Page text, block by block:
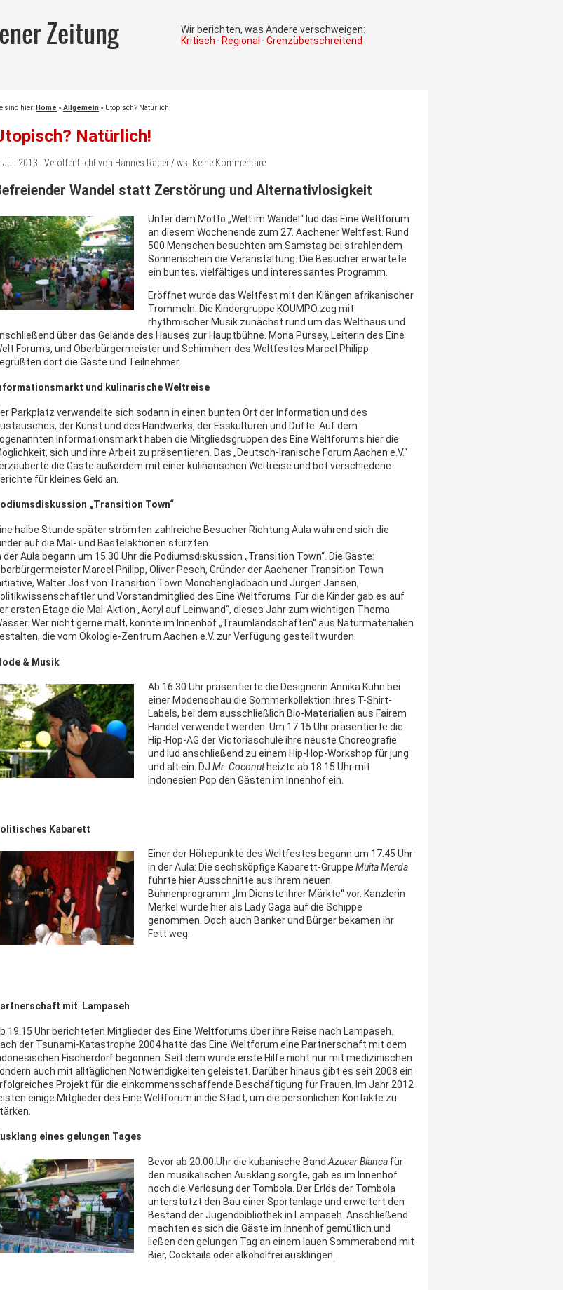
Zeitung
Wir berichten, was Andere verschweigen:
Kritisch · Regional · Grenzüberschreitend
sind hier: Home » Allgemein » Utopisch? Natürlich!
Natürlich!
Juli 2013 | Veröffentlicht von Hannes Rader / ws, Keine Kommentare
Wandel statt Zerstörung und Alternativlosigkeit
Unter dem Motto „Welt im Wandel“ lud das Eine Weltforum
an diesem Wochenende zum 27. Aachener Weltfest. Rund
500 Menschen besuchten am Samstag bei strahlendem
Sonnenschein die Veranstaltung. Die Besucher erwartete
ein buntes, vielfältiges und interessantes Programm.
Eröffnet wurde das Weltfest mit den Klängen afrikanischer
Trommeln. Die Kindergruppe KOUMPO zog mit
rhythmischer Musik zunächst rund um das Welthaus und
über das Gelände des Hauses zur Hauptbühne. Mona Pursey, Leiterin des Eine
Forums, und Oberbürgermeister und Schirmherr des Weltfestes Marcel Philipp
dort die Gäste und Teilnehmer.
und kulinarische Weltreise
Parkplatz verwandelte sich sodann in einen bunten Ort der Information und des
der Kunst und des Handwerks, der Esskulturen und Düfte. Auf dem
Informationsmarkt haben die Mitgliedsgruppen des Eine Weltforums hier die
sich und ihre Arbeit zu präsentieren. Das „Deutsch-Iranische Forum Aachen e.V.“
die Gäste außerdem mit einer kulinarischen Weltreise und bot verschiedene
für kleines Geld an.
„Transition Town“
halbe Stunde später strömten zahlreiche Besucher Richtung Aula während sich die
auf die Mal- und Bastelaktionen stürzten.
der Aula begann um 15.30 Uhr die Podiumsdiskussion „Transition Town“. Die Gäste:
Marcel Philipp, Oliver Pesch, Gründer der Aachener Transition Town
Walter Jost von Transition Town Mönchengladbach und Jürgen Jansen,
und Vorstandmitglied des Eine Weltforums. Für die Kinder gab es auf
ersten Etage die Mal-Aktion „Acryl auf Leinwand“, dieses Jahr zum wichtigen Thema
Wer nicht gerne malt, konnte im Innenhof „Traumlandschaften“ aus Naturmaterialien
die vom Ökologie-Zentrum Aachen e.V. zur Verfügung gestellt wurden.
& Musik
Ab 16.30 Uhr präsentierte die Designerin Annika Kuhn bei
einer Modenschau die Sommerkollektion ihres T-Shirt-
Labels, bei dem ausschließlich Bio-Materialien aus Fairem
Handel verwendet werden. Um 17.15 Uhr präsentierte die
Hip-Hop-AG der Victoriaschule ihre neuste Choreografie
und lud anschließend zu einem Hip-Hop-Workshop für jung
und alt ein. DJ Mr. Coconutheizte ab 18.15 Uhr mit
Indonesien Pop den Gästen im Innenhof ein.
Kabarett
Einer der Höhepunkte des Weltfestes begann um 17.45 Uhr
in der Aula: Die sechsköpfige Kabarett-Gruppe Muita Merda
führte hier Ausschnitte aus ihrem neuen
Bühnenprogramm „Im Dienste ihrer Märkte“ vor. Kanzlerin
Merkel wurde hier als Lady Gaga auf die Schippe
genommen. Doch auch Banker und Bürger bekamen ihr
Fett weg.
mit Lampaseh
19.15 Uhr berichteten Mitglieder des Eine Weltforums über ihre Reise nach Lampaseh.
der Tsunami-Katastrophe 2004 hatte das Eine Weltforum eine Partnerschaft mit dem
Fischerdorf begonnen. Seit dem wurde erste Hilfe nicht nur mit medizinischen
auch mit alltäglichen Notwendigkeiten geleistet. Darüber hinaus gibt es seit 2008 ein
Projekt für die einkommensschaffende Beschäftigung für Frauen. Im Jahr 2012
einige Mitglieder des Eine Weltforum in die Stadt, um die persönlichen Kontakte zu
eines gelungen Tages
Bevor ab 20.00 Uhr die kubanische Band Azucar Blanca für
den musikalischen Ausklang sorgte, gab es im Innenhof
noch die Verlosung der Tombola. Der Erlös der Tombola
unterstützt den Bau einer Sportanlage und erweitert den
Bestand der Jugendbibliothek in Lampaseh. Anschließend
machten es sich die Gäste im Innenhof gemütlich und
ließen den gelungen Tag an einem lauen Sommerabend mit
Bier, Cocktails oder alkoholfrei ausklingen.